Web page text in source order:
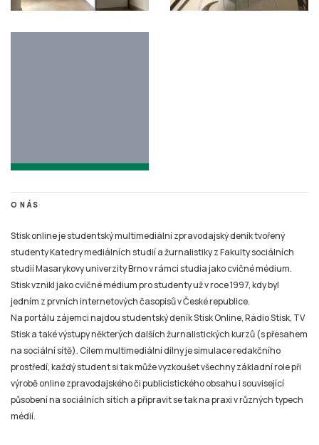
O NÁS
Stisk online je studentský multimediální zpravodajský deník tvořený
studií Masarykovy univerzity Brno v rámci studia jako cvičné médium.
Stisk vznikl jako cvičné médium pro studenty už v roce 1997, kdy byl
jedním z prvních internetových časopisů v České republice.
Na portálu zájemci najdou studentský deník Stisk Online, Rádio Stisk, TV
Stisk a také výstupy některých dalších žurnalistických kurzů (s přesahem
na sociální sítě). Cílem multimediální dílny je simulace redakčního
prostředí, každý student si tak může vyzkoušet všechny základní role při
výrobě online zpravodajského či publicistického obsahu i související
působení na sociálních sítích a připravit se tak na praxi v různých typech
médií.
TIRÁŽ